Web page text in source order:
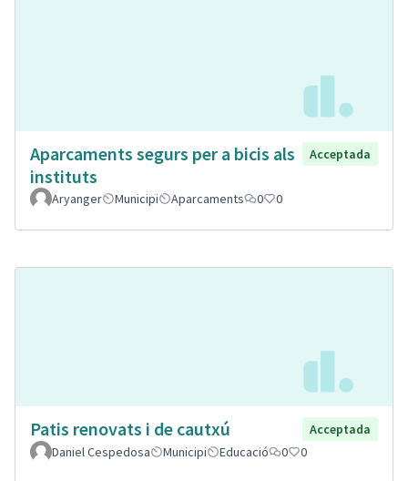
Aparcaments segurs per a bicis als
instituts
Acceptada
Aryanger Municipi Aparcaments 0 0
Patis renovats i de cautxú
Acceptada
Daniel Cespedosa
Municipi Educació 0 0